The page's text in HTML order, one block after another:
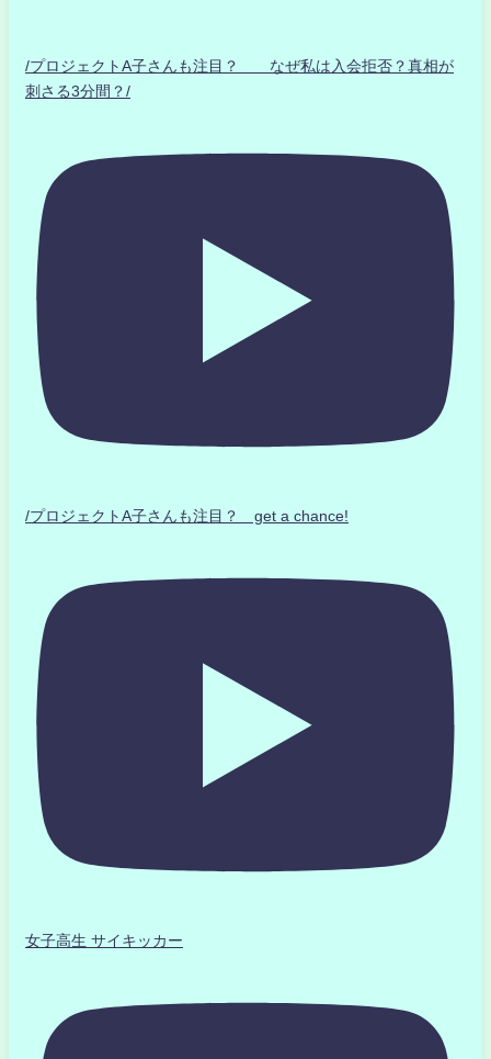
/プロジェクトA子さんも注目？ なぜ私は入会拒否？真相が
刺さる3分間？/
/プロジェクトA子さんも注目？ get a chance!
女子高生 サイキッカー